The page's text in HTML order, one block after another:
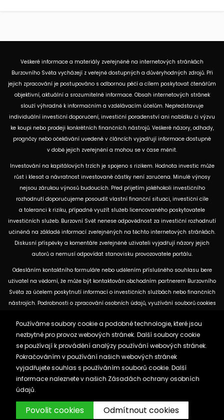
Veškeré informace a materiály zveřejněné na internetových stránkách
Burzovního Světa vycházejí z veřejně dostupných a důvěryhodných zdrojů. Při
jejich zpracování je postupováno s odbornou péčí a cílem poskytovat čtenářům
objektivní, aktuální a srozumitelné informace. Obsah internetových stránek
slouží výhradně k informačním a vzdělávacím účelům. Nepředstavuje
individuální investiční doporučení, investiční poradenství ani nabídku či výzvu
ke koupi nebo prodeji konkrétních finančních nástrojů. Veškeré názory, odhady,
prognózy nebo očekávání uvedené v článcích vyjadřují informace dostupné
v době jejich zveřejnění a mohou se v čase měnit.
Investování na kapitálových trzích je spojeno s rizikem. Hodnota investic může
růst i klesat a návratnost investované částky není zaručena. Minulé výnosy
nejsou zárukou výnosů budoucích. Před přijetím jakéhokoli investičního
rozhodnutí doporučujeme posoudit vlastní finanční situaci, investiční cíle
a toleranci k riziku, případně využít služeb licencovaného poskytovatele
investičních služeb. Burzovní Svět nenese odpovědnost za investiční rozhodnutí
učiněná na základě informací zveřejněných na těchto internetových stránkách.
Diskusní příspěvky a komentáře zveřejněné uživateli vyjadřují názory jejich
autorů a nemusí odpovídat stanovisku provozovatele portálu.
Odesláním kontaktního formuláře nebo udělením příslušného souhlasu bere
uživatel na vědomí, že může být kontaktován obchodním partnerem Burzovního
Světa za účelem poskytnutí informací o investičních službách nebo finančních
nástrojích. Podrobnosti o zpracování osobních údajů, využívání souborů cookies
dostupných na těchto internetových stránkách. U jednotlivých článků mohou
být uvedeny informace o použitých zdrojích, datu původní analýzy nebo datu,
ke kterému se vztahují uvedené tržní údaje.
Zásady ochrany osobních údajů a cookies
Reklama
Burzovnisvet.cz © 2026
Používáme soubory cookie a podobné technologie, které jsou
nezbytné pro provoz webových stránek. Další soubory cookie
se používají k provádění analýzy používání webových stránek.
Pokračováním v používání našich webových stránek
vyjadřujete souhlas s používáním souborů cookie. Další
informace naleznete v našich Zásadách ochrany osobních
údajů.
Povolit cookies Odmítnout cookies